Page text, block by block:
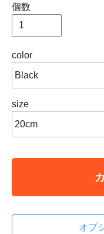
個数
color
size
オプ